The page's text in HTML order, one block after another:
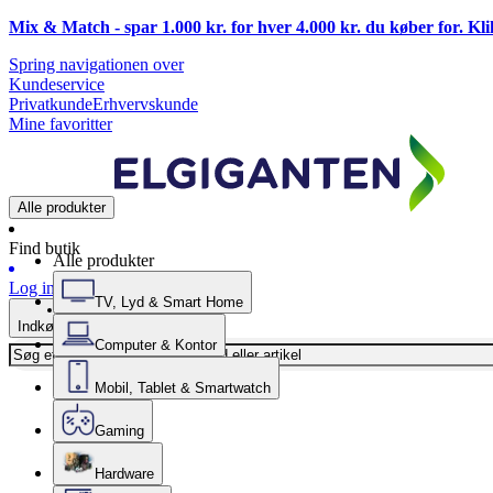
Mix & Match - spar 1.000 kr. for hver 4.000 kr. du køber for.
Spring navigationen over
Kundeservice
PrivatkundeErhvervskunde
Mine favoritter
Alle produkter
Find butik
Log ind
Indkøbskurv
Alle produkter
TV, Lyd & Smart Home
Computer & Kontor
Mobil, Tablet & Smartwatch
Gaming
Hardware